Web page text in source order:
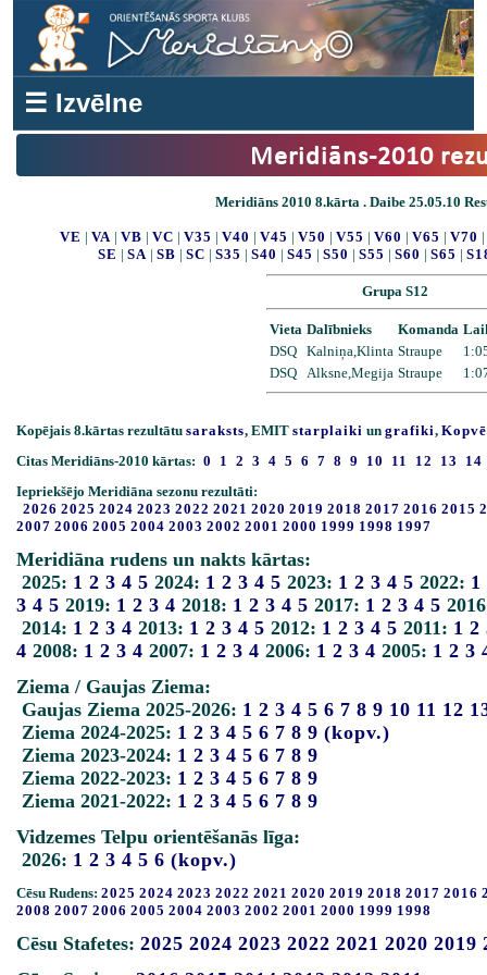
☰ Izvēlne
Meridiāns-2010
Meridiāns 2010 8.kārta . Daibe 25.05.10
VE | VA | VB | VC | V35 | V40 | V45 | V50 | V55 | V60 | V65 | V70 |
SE | SA| SB | SC | S35 | S40 | S45 | S50 | S55 | S60 | S65 |
Grupa S12
Vieta Dalībnieks Komanda
DSQ
Kalniņa,Klinta Straupe
DSQ
Alksne,Megija Straupe
Kopējais 8.kārtas rezultātu saraksts, EMIT starplaiki un grafiki,
Citas Meridiāns-2010 kārtas: 0 1 2 3 4 5 6 7 8 9 10 11 12 13
14
Iepriekšējo Meridiāna sezonu rezultāti:
2026 2025 2024 2023 2022 2021 2020 2019 2018 2017 2016 2015
2007 2006 2005 2004 2003 2002 2001 2000 1999 1998 1997
Meridiāna rudens un nakts kārtas:
2025: 1 2 3 4 5 2024: 1 2 3 4 5 2023: 1 2 3 4 5 2022: 1
3 4 5 2019: 1 2 3 4 2018: 1 2 3 4 5 2017: 1 2 3 4 5
2014: 1 2 3 4 2013: 1 2 3 4 5 2012: 1 2 3 4 5 2011: 1 2
4 2008: 1 2 3 4 2007: 1 2 3 4 2006: 1 2 3 4 2005: 1 2 3
Ziema / Gaujas Ziema:
Gaujas Ziema 2025-2026: 1 2 3 4 5 6 7 8 9 10 11 12
Ziema 2024-2025: 1 2 3 4 5 6 7 8 9 (kopv.)
Ziema 2023-2024: 1 2 3 4 5 6 7 8 9
Ziema 2022-2023: 1 2 3 4 5 6 7 8 9
Ziema 2021-2022: 1 2 3 4 5 6 7 8 9
Vidzemes Telpu orientēšanās līga:
2026: 1 2 3 4 5 6 (kopv.)
Cēsu Rudens: 2025 2024 2023 2022 2021 2020 2019 2018 2017 2016
2008 2007 2006 2005 2004 2003 2002 2001 2000 1999 1998
Cēsu Stafetes: 2025 2024 2023 2022 2021 2020 2019